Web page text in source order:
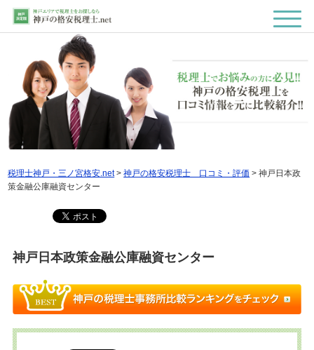
税理士神戸・三ノ宮格安.net>神戸の格安税理士 口コミ・評価 >神戸日本政
策金融公庫融資センター
神戸日本政策金融公庫融資センター